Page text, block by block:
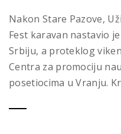
Nakon Stare Pazove,
Fest karavan nastavio
Srbiju, a proteklog
Centra za promociju
posetiocima u Vranju.